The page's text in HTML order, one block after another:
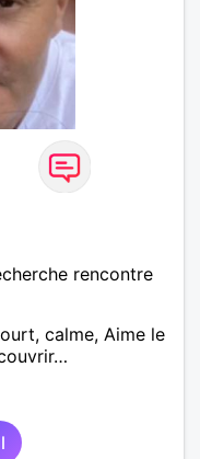
rencontre
calme, Aime le